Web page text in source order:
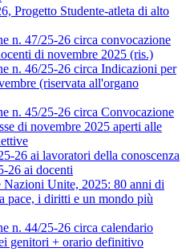
Progetto Studente-atleta di alto
n. 47/25-26 circa convocazione
di novembre 2025 (ris.)
n. 46/25-26 circa Indicazioni per
(riservata all'organo
n. 45/25-26 circa Convocazione
di novembre 2025 aperti alle
26 ai lavoratori della conoscenza
26 ai docenti
Nazioni Unite, 2025: 80 anni di
pace, i diritti e un mondo più
n. 44/25-26 circa calendario
genitori + orario definitivo